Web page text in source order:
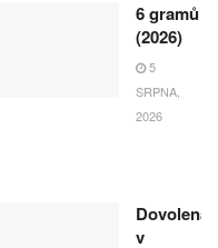
6 gramů
(2026)
5
SRPNA,
2026
Dovolená
v